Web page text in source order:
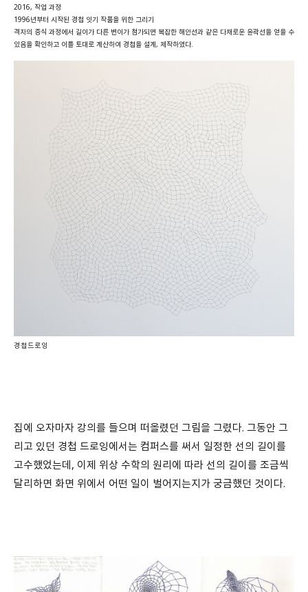
2016, 작업 과정
1996년부터 시작된 경첩 잇기 작품을 위한 그리기
격자의 증식 과정에서 길이가 다른 변이가 첨가되면 복잡한 해안선과 같은 다채로운 윤곽선을 얻을 수
있음을 확인하고 이를 토대로 계산하여 경첩을 설계, 제작하였다.
경첩드로잉
집에 오자마자 강의를 들으며 떠올렸던 그림을 그렸다. 그동안 그
리고 있던 경첩 드로잉에서는 컴퍼스를 써서 일정한 선의 길이를
고수했었는데, 이제 위상 수학의 원리에 따라 선의 길이를 조금씩
달리하면 화면 위에서 어떤 일이 벌어지는지가 궁금했던 것이다.